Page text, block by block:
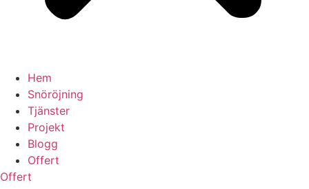
Hem
Snöröjning
Tjänster
Projekt
Blogg
Offert
Offert